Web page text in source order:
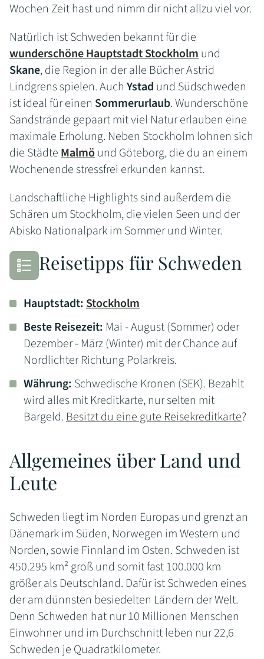
Wochen Zeit hast und nimm dir nicht allzu viel vor.
Natürlich ist Schweden bekannt für die
wunderschöne Hauptstadt Stockholm und
Skane, die Region in der alle Bücher Astrid
Lindgrens spielen. Auch Ystad und Südschweden
ist ideal für einen Sommerurlaub. Wunderschöne
Sandstrände gepaart mit viel Natur erlauben eine
maximale Erholung. Neben Stockholm lohnen sich
die Städte Malmöund Göteborg, die du an einem
Wochenende stressfrei erkunden kannst.
Landschaftliche Highlights sind außerdem die
Schären um Stockholm, die vielen Seen und der
Abisko Nationalpark im Sommer und Winter.
Reisetipps für Schweden
Hauptstadt:Stockholm
Beste Reisezeit: Mai - August (Sommer) oder
Dezember - März (Winter) mit der Chance auf
Nordlichter Richtung Polarkreis.
Währung: Schwedische Kronen (SEK). Bezahlt
wird alles mit Kreditkarte, nur selten mit
Bargeld.Besitzt du eine gute Reisekreditkarte?
Allgemeines über Land und
Leute
Schweden liegt im Norden Europas und grenzt an
Dänemark im Süden, Norwegen im Western und
Norden, sowie Finnland im Osten. Schweden ist
450.295 km² groß und somit fast 100.000 km
größer als Deutschland. Dafür ist Schweden eines
der am dünnsten besiedelten Ländern der Welt.
Denn Schweden hat nur 10 Millionen Menschen
Einwohner und im Durchschnitt leben nur 22,6
Schweden je Quadratkilometer.